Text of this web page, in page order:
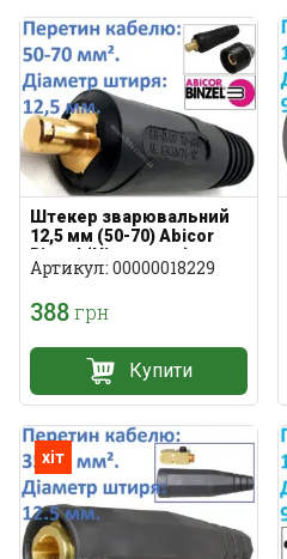
Штекер зварювальний
12,5 мм (50-70) Abicor
Binzel (Німеччина)
Артикул: 00000018229
388грн
Купити
хіт